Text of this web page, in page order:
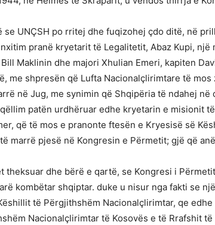
se UNÇSH po rritej dhe fuqizohej çdo ditë, në
pranë kryetarit të Legalitetit, Abaz Kupi, një
Maklinin dhe majori Xhulian Emeri, kapiten
me shpresën që Lufta Nacionalçlirimtare të
në Jug, me synimin që Shqipëria të ndahej
patën urdhëruar edhe kryetarin e misionit
që të mos e pranonte ftesën e Kryesisë së
marrë pjesë në Kongresin e Përmetit; gjë që
theksuar dhe bërë e qartë, se Kongresi i
kombëtar shqiptar. duke u nisur nga fakti se
të Përgjithshëm Nacionalçlirimtar, qe
Nacionalçlirimtar të Kosovës e të Rrafshit